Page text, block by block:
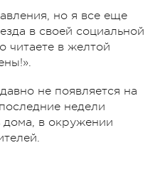
но я все еще
в своей социальной
читаете в желтой
не появляется на
недели
дома, в окружении